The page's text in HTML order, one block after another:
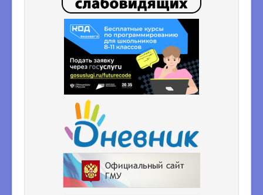
Функциональная грамотность
Наставничество
Финансовая грамотность